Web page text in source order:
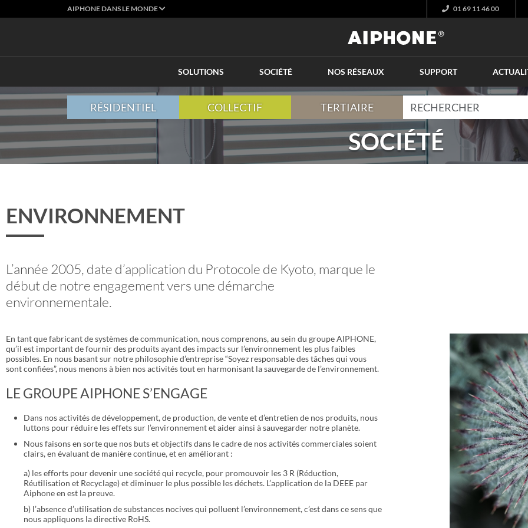
AIPHONE DANS LE MONDE 01 69 11 46 00
SOLUTIONS SOCIÉTÉ NOS RÉSEAUX SUPPORT
RÉSIDENTIEL COLLECTIF TERTIAIRE
SOCIÉTÉ
ENVIRONNEMENT​
L’année 2005, date d’application du Protocole de Kyoto, marque le
début de notre engagement vers une démarche
environnementale.
En tant que fabricant de systèmes de communication, nous comprenons, au sein du groupe AIPHONE,
qu’il est important de fournir des produits ayant des impacts sur l’environnement les plus faibles
possibles. En nous basant sur notre philosophie d’entreprise “Soyez responsable des tâches qui vous
sont confiées”, nous menons à bien nos activités tout en harmonisant la sauvegarde de l’environnement.
LE GROUPE AIPHONE S’ENGAGE​
Dans nos activités de développement, de production, de vente et d’entretien de nos produits, nous
luttons pour réduire les effets sur l’environnement et aider ainsi à sauvegarder notre planète.
Nous faisons en sorte que nos buts et objectifs dans le cadre de nos activités commerciales soient
clairs, en évaluant de manière continue, et en améliorant :
a) les efforts pour devenir une société qui recycle, pour promouvoir les 3 R (Réduction,
Réutilisation et Recyclage) et diminuer le plus possible les déchets. L’application de la DEEE par
Aiphone en est la preuve.
b) l’absence d’utilisation de substances nocives qui polluent l’environnement, c’est dans ce sens que
nous appliquons la directive RoHS.